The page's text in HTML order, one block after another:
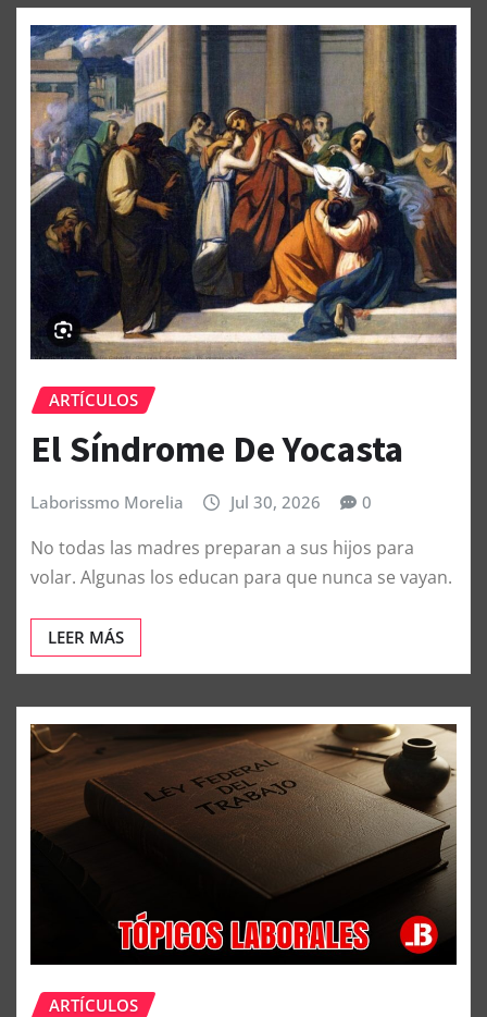
ARTÍCULOS
El Síndrome De Yocasta
Laborissmo Morelia Jul 30, 2026 0
No todas las madres preparan a sus hijos para
volar. Algunas los educan para que nunca se vayan.
LEER MÁS
ARTÍCULOS